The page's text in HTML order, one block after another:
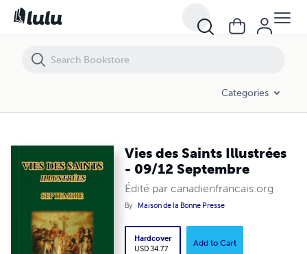
Categories
Vies des Saints Illustrées
- 09/12 Septembre
Édité par canadienfrancais.org
By Maison de la Bonne Presse
Hardcover
USD 34.77
Add to Cart
Vies des Saints Illustrées - 09/12 Septembre